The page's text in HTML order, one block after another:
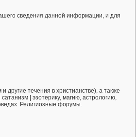
сведения данной информации, и для
другие течения в христианстве), а также
| эзотерику, магию, астрологию,
Религиозные форумы.